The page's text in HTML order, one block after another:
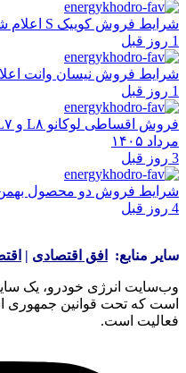
شرایط فروش کوییک S اعلام شد – مرداد ۱۴۰۵
1 روز قبل
شرایط فروش نیسان وانت اعلام
1 روز قبل
مرداد ۱۴۰۵
3 روز قبل
شرایط فروش دو محصول بهمن
4 روز قبل
سایر منابع: افق اقتصادی |
وب‌سایت انرژی خودرو، یک
است که تحت قوانین جمهوری
فعالیت است.